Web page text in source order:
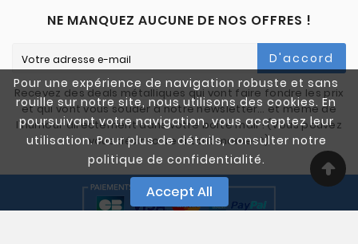
Pour une expérience de navigation robuste et sans
rouille sur notre site, nous utilisons des cookies. En
poursuivant votre navigation, vous acceptez leur
utilisation. Pour plus de détails, consulter notre
politique de confidentialité.
Accept All
NE MANQUEZ AUCUNE DE NOS OFFRES !
D'accord
Recevez des deals métalliques qui vont faire fondre les prix
et qui vont vous souder à notre newsletter… et même de
l'humour directement dans votre boîte mail ! (Vous pouvez
vous désinscrire à tout moment)